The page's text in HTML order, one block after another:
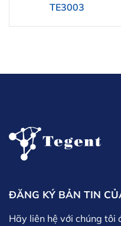
TE3003
ĐĂNG KÝ BẢN TIN
Hãy liên hệ với chúng tôi